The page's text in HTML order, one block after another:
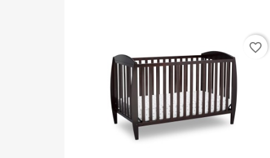
favorite_border